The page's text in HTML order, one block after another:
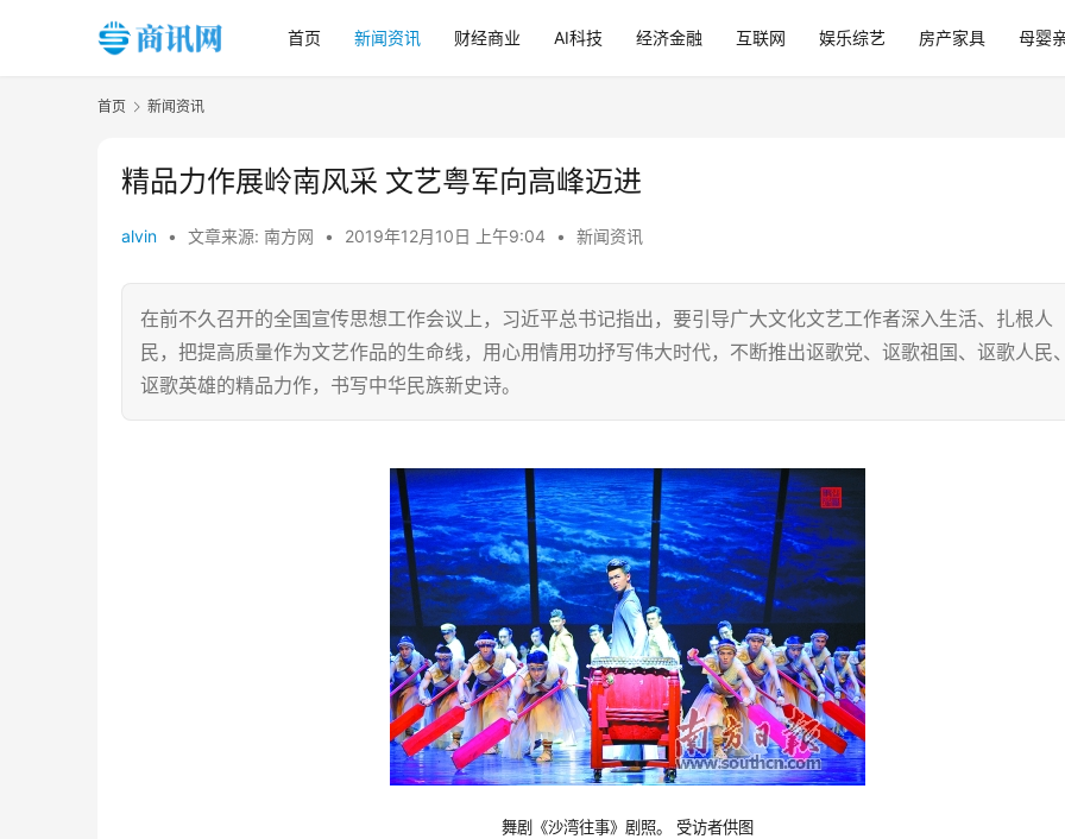
首页 新闻资讯 财经商业 AI科技 经济金融 互联网 娱乐综艺 房产家具 母婴
首页 新闻资讯
精品力作展岭南风采 文艺粤军向高峰迈进
alvin • 文章来源: 南方网 • 2019年12月10日 上午9:04 • 新闻资讯
在前不久召开的全国宣传思想工作会议上，习近平总书记指出，要引导广大文化文艺工作者深入生活、扎根人
民，把提高质量作为文艺作品的生命线，用心用情用功抒写伟大时代，不断推出讴歌党、讴歌祖国、讴歌人民、
讴歌英雄的精品力作，书写中华民族新史诗。
舞剧《沙湾往事》剧照。 受访者供图